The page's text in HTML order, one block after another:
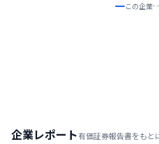
この企業
企業レポート有価証券報告書をもと